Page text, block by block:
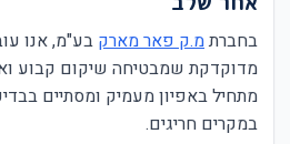
בחברתמ.ק פאר מארק בע"מ, אנו
מדוקדקת שמבטיחה שיקום קבוע
מתחיל באפיון מעמיק ומסתיים
במקרים חריגים.